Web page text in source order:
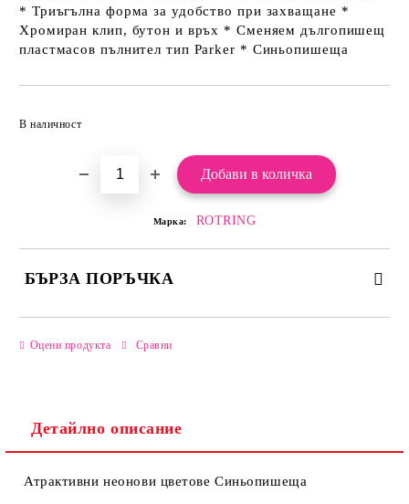
* Триъгълна форма за удобство при захващане *
Хромиран клип, бутон и връх * Сменяем дългопишещ
пластмасов пълнител тип Parker * Синьопишеща
В наличност
Марка: ROTRING
БЪРЗА ПОРЪЧКА
Ние ще се свържем с вас в рамките на работния ден.
Оцени продукта Сравни
Детайлно описание
Атрактивни неонови цветове Синьопишеща